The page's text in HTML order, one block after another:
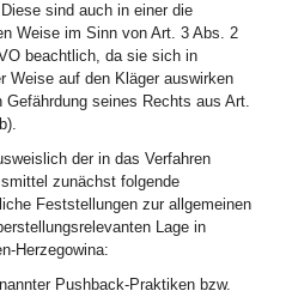
sind auch in einer die
Weise im Sinn von Art. 3 Abs. 2
beachtlich, da sie sich in
Weise auf den Kläger auswirken
Gefährdung seines Rechts aus Art.
der in das Verfahren
zunächst folgende
Feststellungen zur allgemeinen
Lage in
Herzegowina:
Pushback-Praktiken bzw.